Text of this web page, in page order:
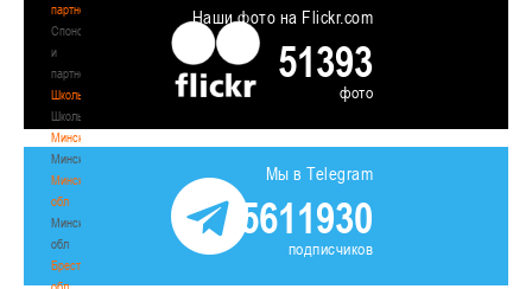
партнеры
Спонсоры
и
партнеры
Школы
Школы
Минск
Минск
Минская
обл
Минская
обл
Брестская
обл
Наши фото на Flickr.com
51393
фото
Мы в Telegram
5611930
подписчиков